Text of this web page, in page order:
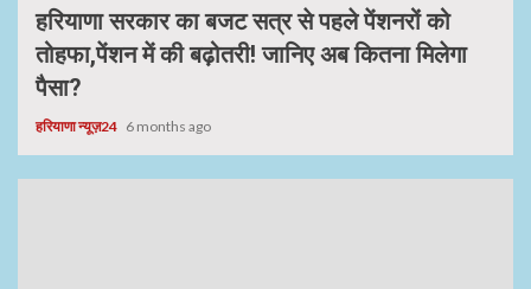
हरियाणा सरकार का बजट सत्र से पहले पेंशनरों को
तोहफा,पेंशन में की बढ़ोतरी! जानिए अब कितना मिलेगा
पैसा?
हरियाणा न्यूज़24 6 months ago